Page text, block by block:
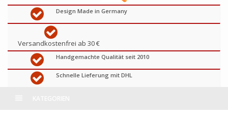
Design Made in Germany
Versandkostenfrei ab 30 €
Handgemachte Qualität seit 2010
Schnelle Lieferung mit DHL